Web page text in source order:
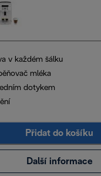
v každém šálku
mléka
dotykem
Přidat do košíku
Další informace